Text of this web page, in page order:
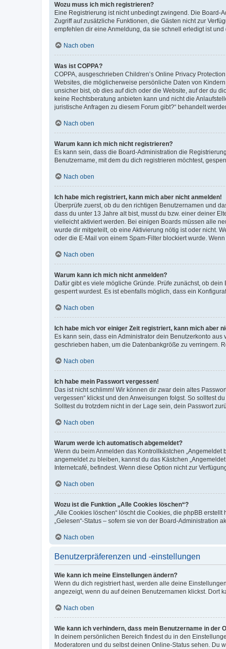
Wozu muss ich mich registrieren?
Eine Registrierung ist nicht unbedingt zwingend. Die Board-
Zugriff auf zusätzliche Funktionen, die Gästen nicht zur
empfehlen dir eine Anmeldung, da sie schnell erledigt ist und
Nach oben
Was ist COPPA?
COPPA, ausgeschrieben Children’s Online Privacy
Websites, die möglicherweise persönliche Daten von
unsicher bist, ob dies auf dich oder die Website, auf der du
keine Rechtsberatung anbieten kann und nicht die
juristische Anfragen zu diesem Forum gibt?“ behandelt
Nach oben
Warum kann ich mich nicht registrieren?
Es kann sein, dass die Board-Administration die
Benutzername, mit dem du dich registrieren möchtest,
Nach oben
Ich habe mich registriert, kann mich aber nicht anmelden!
Überprüfe zuerst, ob du den richtigen Benutzernamen und
dass du unter 13 Jahre alt bist, musst du bzw. einer deiner
vielleicht aktiviert werden. Bei einigen Boards müssen alle
wurde dir mitgeteilt, ob eine Aktivierung nötig ist oder nicht.
oder die E-Mail von einem Spam-Filter blockiert wurde.
Nach oben
Warum kann ich mich nicht anmelden?
Dafür gibt es viele mögliche Gründe. Prüfe zunächst, ob
gesperrt wurdest. Es ist ebenfalls möglich, dass ein
Nach oben
Ich habe mich vor einiger Zeit registriert, kann mich aber
Es kann sein, dass ein Administrator dein Benutzerkonto
geschrieben haben, um die Datenbankgröße zu verringern.
Nach oben
Ich habe mein Passwort vergessen!
Das ist nicht schlimm! Wir können dir zwar dein altes
vergessen“ klickst und den Anweisungen folgst. So solltest
Solltest du trotzdem nicht in der Lage sein, dein Passwort
Nach oben
Warum werde ich automatisch abgemeldet?
Wenn du beim Anmelden das Kontrollkästchen
angemeldet zu bleiben, kannst du das Kästchen
Internetcafé, befindest. Wenn diese Option nicht zur
Nach oben
Wozu ist die Funktion „Alle Cookies löschen“?
„Alle Cookies löschen“ löscht die Cookies, die phpBB
„Gelesen“-Status – sofern sie von der Board-Administration
Nach oben
Benutzerpräferenzen und -einstellungen
Wie kann ich meine Einstellungen ändern?
Wenn du dich registriert hast, werden alle deine
angezeigt, wenn du auf deinen Benutzernamen klickst. Dort
Nach oben
Wie kann ich verhindern, dass mein Benutzername in der
In deinem persönlichen Bereich findest du in den
Moderatoren und du selbst deinen Online-Status sehen. Du